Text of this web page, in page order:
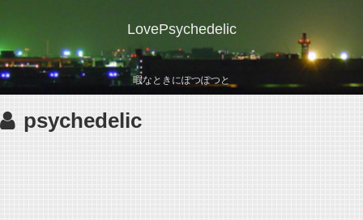
LovePsychedelic
暇なときにぽつぽつと
psychedelic